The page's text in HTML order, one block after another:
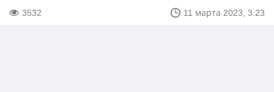
3532 11 марта 2023, 3:23